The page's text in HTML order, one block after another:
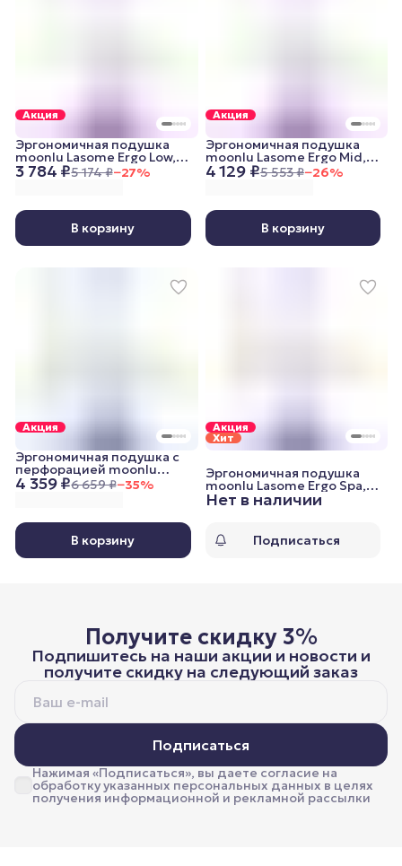
Акция
3 784 ₽5 174 ₽−27%
Эргономичная подушка
moonlu Lasome Ergo Low,
50x30x8/11 см
В корзину
Акция
4 129 ₽5 553 ₽−26%
Эргономичная подушка
moonlu Lasome Ergo Mid,
50x38x10/12 см
В корзину
Акция
4 359 ₽6 659 ₽−35%
Эргономичная подушка с
перфорацией moonlu
Rellame Ergo Mid,
50x38x10/12 см
В корзину
Акция
Хит
Нет в наличии
Эргономичная подушка
moonlu Lasome Ergo Spa,
60x40x12/12 см, с
массажным углублением
Подписаться
Получите скидку 3%
Подпишитесь на наши акции и новости и
получите скидку на следующий заказ
Подписаться
Нажимая «Подписаться», вы даете согласие на
обработку указанных персональных данных в целях
получения информационной и рекламной рассылки